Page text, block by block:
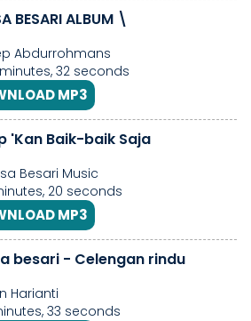
BESARI ALBUM \
Abdurrohmans
32 seconds
MP3
'Kan Baik-baik Saja
Besari Music
20 seconds
MP3
besari - Celengan rindu
Harianti
33 seconds